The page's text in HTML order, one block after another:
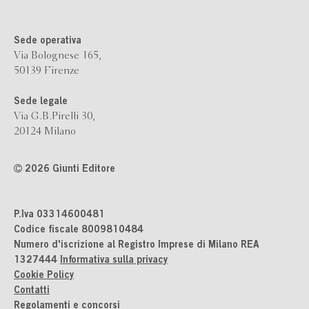
Sede operativa
Via Bolognese 165,
50139 Firenze
Sede legale
Via G.B.Pirelli 30,
20124 Milano
2026 Giunti Editore
P.Iva 03314600481
Codice fiscale 8009810484
Numero d'iscrizione al Registro Imprese di Milano REA
1327444 Informativa sulla privacy
Cookie Policy
Contatti
Regolamenti e concorsi